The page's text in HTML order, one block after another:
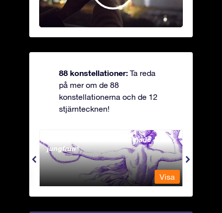
88 konstellationer: Ta reda
på mer om de 88
konstellationerna och de 12
stjärntecknen!
Andromeda - Den fastkedjade
jungfrun
Visa